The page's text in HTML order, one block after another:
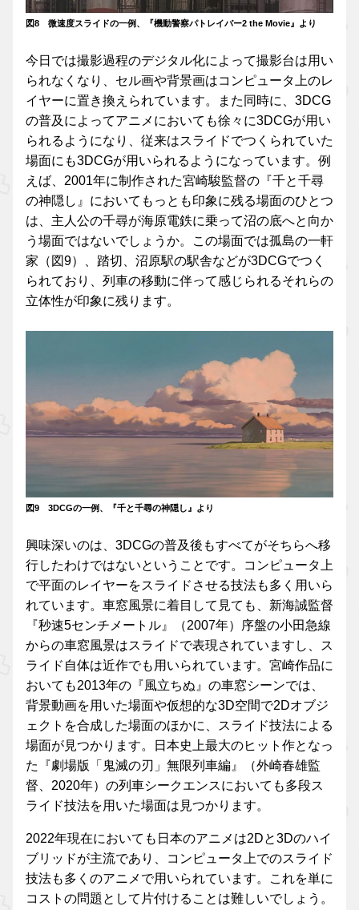
図8 微速度スライドの一例、『機動警察パトレイバー2 the Movie』より
今日では撮影過程のデジタル化によって撮影台は用い
られなくなり、セル画や背景画はコンピュータ上のレ
イヤーに置き換えられています。また同時に、3DCG
の普及によってアニメにおいても徐々に3DCGが用い
られるようになり、従来はスライドでつくられていた
場面にも3DCGが用いられるようになっています。例
えば、2001年に制作された宮崎駿監督の『千と千尋
の神隠し』においてもっとも印象に残る場面のひとつ
は、主人公の千尋が海原電鉄に乗って沼の底へと向か
う場面ではないでしょうか。この場面では孤島の一軒
家（図9）、踏切、沼原駅の駅舎などが3DCGでつく
られており、列車の移動に伴って感じられるそれらの
立体性が印象に残ります。
図9 3DCGの一例、『千と千尋の神隠し』より
興味深いのは、3DCGの普及後もすべてがそちらへ移
行したわけではないということです。コンピュータ上
で平面のレイヤーをスライドさせる技法も多く用いら
れています。車窓風景に着目して見ても、新海誠監督
『秒速5センチメートル』（2007年）序盤の小田急線
からの車窓風景はスライドで表現されていますし、ス
ライド自体は近作でも用いられています。宮崎作品に
おいても2013年の『風立ちぬ』の車窓シーンでは、
背景動画を用いた場面や仮想的な3D空間で2Dオブジ
ェクトを合成した場面のほかに、スライド技法による
場面が見つかります。日本史上最大のヒット作となっ
た『劇場版「鬼滅の刃」無限列車編』（外崎春雄監
督、2020年）の列車シークエンスにおいても多段ス
ライド技法を用いた場面は見つかります。
2022年現在においても日本のアニメは2Dと3Dのハイ
ブリッドが主流であり、コンピュータ上でのスライド
技法も多くのアニメで用いられています。これを単に
コストの問題として片付けることは難しいでしょう。